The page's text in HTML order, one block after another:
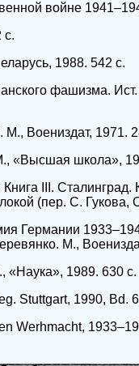
войне
с.
1988. 542 с.
фашизма.
Воениздат, 1971.
«Высшая школа»,
III. Сталинград.
(пер. С. Гукова,
Германии
М.,
«Наука», 1989. 630 с.
Stuttgart, 1990, Bd.
Werhmacht,